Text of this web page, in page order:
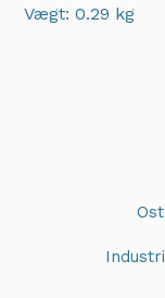
Vægt: 0.29 kg